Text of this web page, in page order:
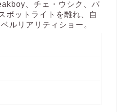
、チェ・ウシク、パ
ポットライトを離れ、自
ルリアリティショー。